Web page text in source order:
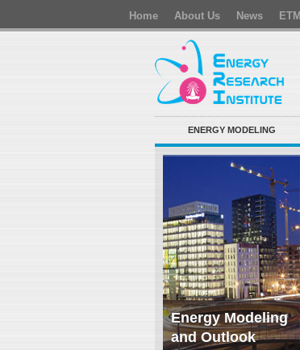
Home About Us News ETM
ENERGY MODELING
Energy Modeling
and Outlook